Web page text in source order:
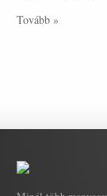
Tovább »